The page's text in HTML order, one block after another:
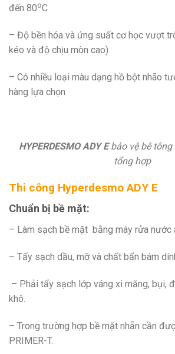
đến 80oC
– Độ bền hóa và ứng suất cơ học vượt
kéo và độ chịu mòn cao)
– Có nhiều loại màu dạng hồ bột nhão
hàng lựa chọn
HYPERDESMO ADY Ebảo vệ bê tông
tổng hợp
Thi công Hyperdesmo ADY E
Chuẩn bị bề mặt:
– Làm sạch bề mặt bằng máy rửa nước
– Tẩy sạch dầu, mỡ và chất bẩn bám
– Phải tẩy sạch lớp váng xi măng, bụi,
khô.
– Trong trường hợp bề mặt nhẵn cần
PRIMER-T.